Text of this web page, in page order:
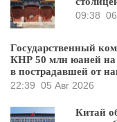
09:38
Государственный
КНР 50 млн юаней на
в пострадавшей от
22:39 05 Авг 2026
Китай